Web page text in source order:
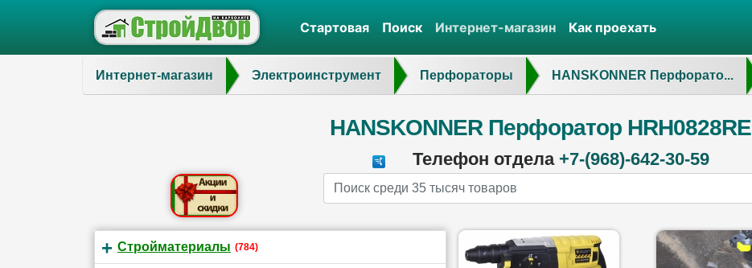
Стартовая Поиск Интернет-магазин Как проехать
Интернет-магазин Электроинструмент Перфораторы HANSKONNER Перфорато...
HANSKONNER Перфоратор HRH0828RE
Телефон отдела +7-(968)-642-30-59
Name
Стройматериалы (784)